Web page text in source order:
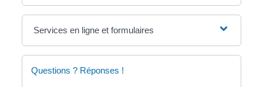
Services en ligne et formulaires
Questions ? Réponses !